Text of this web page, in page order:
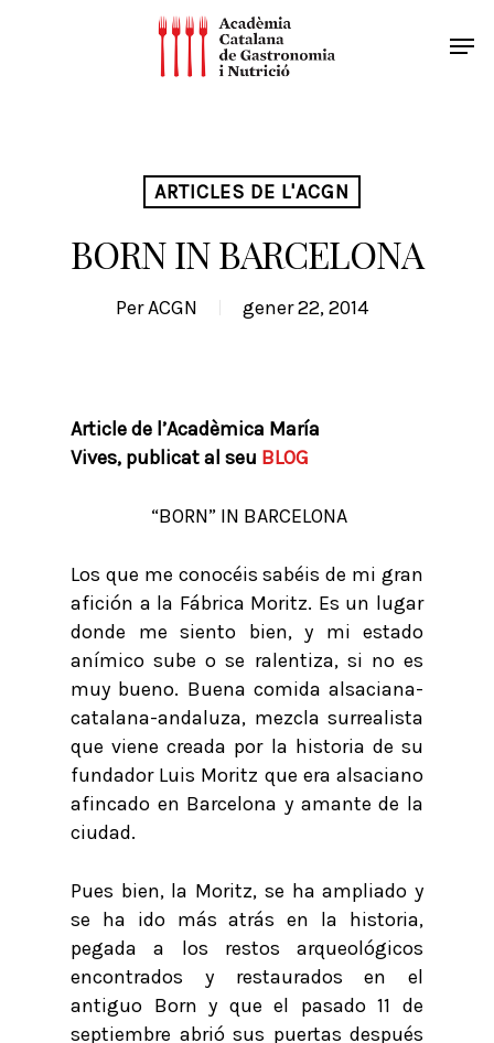
ARTICLES DE L'ACGN
BORN IN BARCELONA
PerACGN gener 22, 2014
Article de l’Acadèmica María
Vives, publicat al seu BLOG
“BORN” IN BARCELONA
Los que me conocéis sabéis de mi gran
afición a la Fábrica Moritz. Es un lugar
donde me siento bien, y mi estado
anímico sube o se ralentiza, si no es
muy bueno. Buena comida alsaciana-
catalana-andaluza, mezcla surrealista
que viene creada por la historia de su
fundador Luis Moritz que era alsaciano
afincado en Barcelona y amante de la
ciudad.
Pues bien, la Moritz, se ha ampliado y
se ha ido más atrás en la historia,
pegada a los restos arqueológicos
encontrados y restaurados en el
antiguo Born y que el pasado 11 de
septiembre abrió sus puertas después